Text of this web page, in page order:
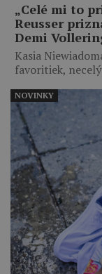
„Celé mi to
Reusser
Demi
Kasia
favoritiek,
NOVINKY